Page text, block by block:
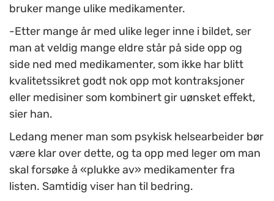
bruker mange ulike medikamenter.
-Etter mange år med ulike leger inne i bildet, ser
man at veldig mange eldre står på side opp og
side ned med medikamenter, som ikke har blitt
kvalitetssikret godt nok opp mot kontraksjoner
eller medisiner som kombinert gir uønsket effekt,
sier han.
Ledang mener man som psykisk helsearbeider bør
være klar over dette, og ta opp med leger om man
skal forsøke å «plukke av» medikamenter fra
listen. Samtidig viser han til bedring.